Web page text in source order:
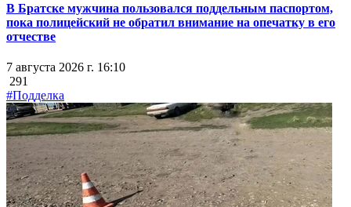
В Братске мужчина пользовался поддельным паспортом,
пока полицейский не обратил внимание на опечатку в его
отчестве
7 августа 2026 г. 16:10
291
#Подделка